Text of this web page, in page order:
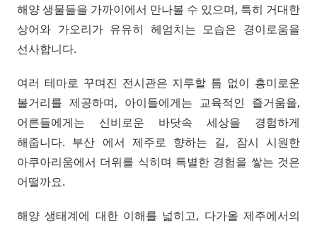
해양 생물들을 가까이에서 만나볼 수 있으며, 특히 거대한
상어와 가오리가 유유히 헤엄치는 모습은 경이로움을
선사합니다.
여러 테마로 꾸며진 전시관은 지루할 틈 없이 흥미로운
볼거리를 제공하며, 아이들에게는 교육적인 즐거움을,
어른들에게는 신비로운 바닷속 세상을 경험하게
해줍니다. 부산 에서 제주로 향하는 길, 잠시 시원한
아쿠아리움에서 더위를 식히며 특별한 경험을 쌓는 것은
어떨까요.
해양 생태계에 대한 이해를 넓히고, 다가올 제주에서의